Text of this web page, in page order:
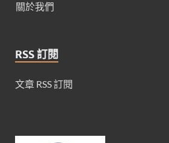
關於我們
RSS 訂閱
文章 RSS 訂閱